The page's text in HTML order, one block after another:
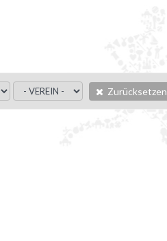
Zurücksetzen